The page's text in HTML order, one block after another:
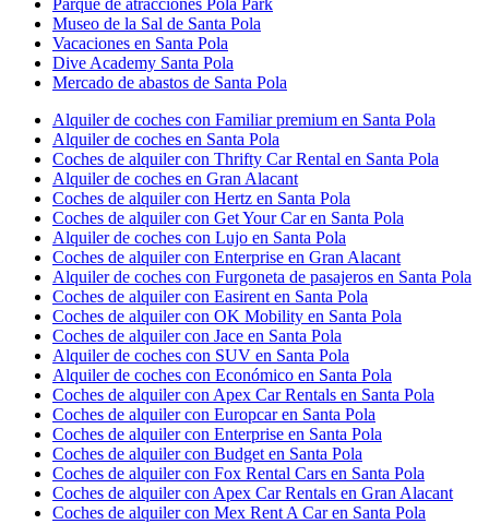
Parque de atracciones Pola Park
Museo de la Sal de Santa Pola
Vacaciones en Santa Pola
Dive Academy Santa Pola
Mercado de abastos de Santa Pola
Alquiler de coches con Familiar premium en Santa Pola
Alquiler de coches en Santa Pola
Coches de alquiler con Thrifty Car Rental en Santa Pola
Alquiler de coches en Gran Alacant
Coches de alquiler con Hertz en Santa Pola
Coches de alquiler con Get Your Car en Santa Pola
Alquiler de coches con Lujo en Santa Pola
Coches de alquiler con Enterprise en Gran Alacant
Alquiler de coches con Furgoneta de pasajeros en Santa Pola
Coches de alquiler con Easirent en Santa Pola
Coches de alquiler con OK Mobility en Santa Pola
Coches de alquiler con Jace en Santa Pola
Alquiler de coches con SUV en Santa Pola
Alquiler de coches con Económico en Santa Pola
Coches de alquiler con Apex Car Rentals en Santa Pola
Coches de alquiler con Europcar en Santa Pola
Coches de alquiler con Enterprise en Santa Pola
Coches de alquiler con Budget en Santa Pola
Coches de alquiler con Fox Rental Cars en Santa Pola
Coches de alquiler con Apex Car Rentals en Gran Alacant
Coches de alquiler con Mex Rent A Car en Santa Pola